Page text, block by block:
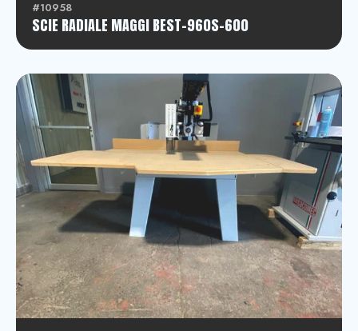
#10958
SCIE RADIALE MAGGI BEST-960S-600